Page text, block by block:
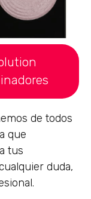
de todos
que
tus
duda,